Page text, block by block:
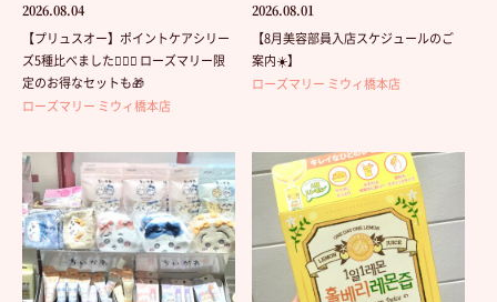
2026.08.04
【プリュスオー】ポイントケアシリー
ズ5種比べました💁🏻‍♀️ ローズマリー限
定のお得なセットも🎁
ローズマリー ミウィ橋本店
2026.08.01
【8月美容部員入店スケジュールのご
案内☀️】
ローズマリー ミウィ橋本店